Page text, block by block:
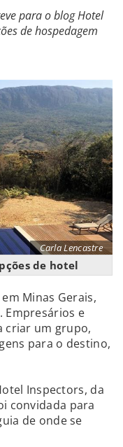
para o blog Hotel
de hospedagem
Carla Lencastre
de hotel
Minas Gerais,
Empresários e
criar um grupo,
para o destino,
Inspectors, da
convidada para
de onde se